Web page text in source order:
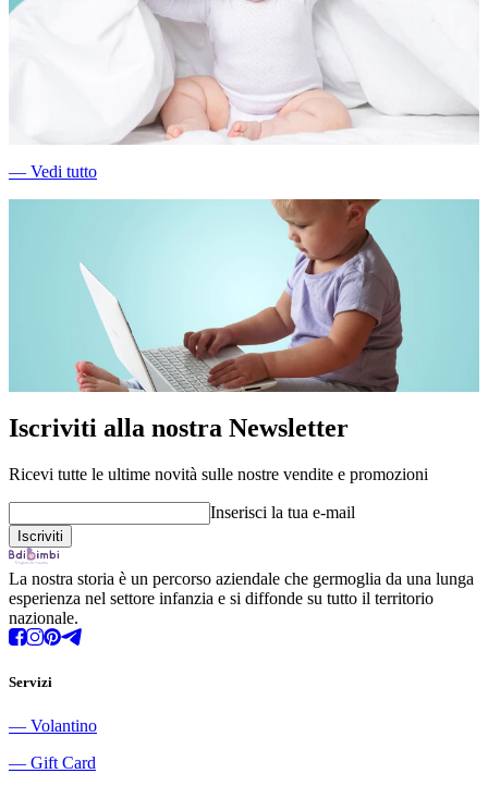
― Vedi tutto
Iscriviti alla nostra Newsletter
Ricevi tutte le ultime novità sulle nostre vendite e promozioni
Inserisci la tua e-mail
La nostra storia è un percorso aziendale che germoglia da una lunga
esperienza nel settore infanzia e si diffonde su tutto il territorio
nazionale.
Servizi
― Volantino
― Gift Card